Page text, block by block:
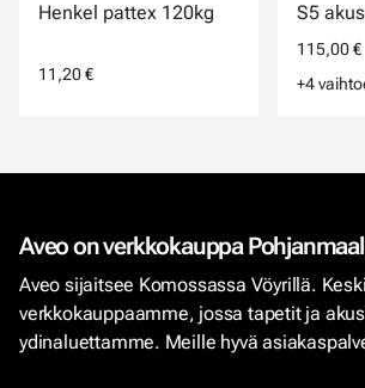
Henkel pattex 120kg
11,20 €
S5
115,00 €
+4
Aveo on verkkokauppa
Aveo sijaitsee Komossassa Vöyrillä.
verkkokauppaamme, jossa tapetit ja
ydinaluettamme. Meille hyvä